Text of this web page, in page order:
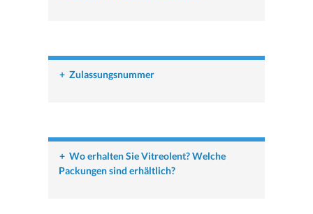
+ Zulassungsnummer
+ Wo erhalten Sie Vitreolent? Welche
Packungen sind erhältlich?